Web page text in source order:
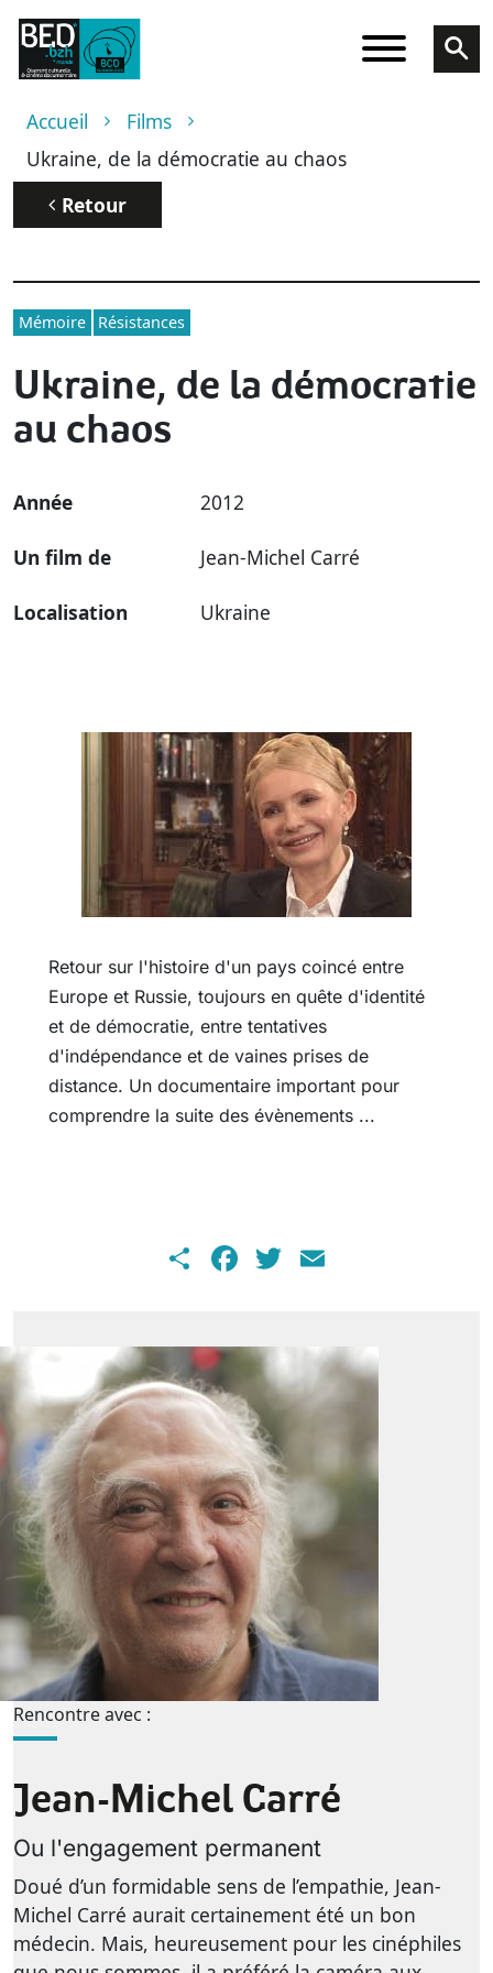
Aller au contenu principal
Fil d'Ariane
Accueil
Films
Ukraine, de la démocratie au chaos
Retour
Mémoire Résistances
Ukraine, de la démocratie
au chaos
Année 2012
Un film de Jean-Michel Carré
Localisation Ukraine
Retour sur l'histoire d'un pays coincé entre
Europe et Russie, toujours en quête d'identité
et de démocratie, entre tentatives
d'indépendance et de vaines prises de
distance. Un documentaire important pour
comprendre la suite des évènements ...
ShareFacebook
Twitter
Rencontre avec :
Jean-Michel Carré
Ou l'engagement permanent
Doué d’un formidable sens de l’empathie, Jean-
Michel Carré aurait certainement été un bon
médecin. Mais, heureusement pour les cinéphiles